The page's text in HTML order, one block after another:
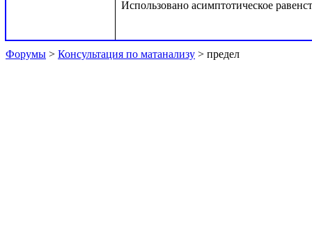
Использовано асимптотическое
Форумы > Консультация по матанализу > предел